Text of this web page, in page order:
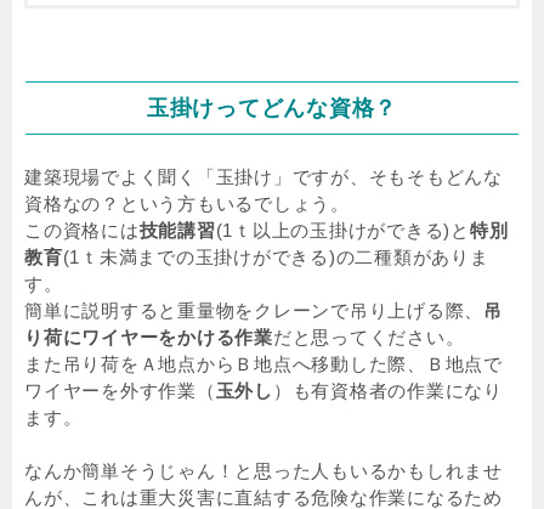
玉掛けってどんな資格？
建築現場でよく聞く「玉掛け」ですが、そもそもどんな
資格なの？という方もいるでしょう。
この資格には技能講習(1ｔ以上の玉掛けができる)と 特別
教育(1ｔ未満までの玉掛けができる)の二種類がありま
す。
簡単に説明すると重量物をクレーンで吊り上げる際、
吊
り荷にワイヤーをかける作業だと思ってください。
また吊り荷をＡ地点からＢ地点へ移動した際、Ｂ地点で
ワイヤーを外す作業（ 玉外し ）も有資格者の作業になり
ます。
なんか簡単そうじゃん！と思った人もいるかもしれませ
んが、これは重大災害に直結する危険な作業になるため